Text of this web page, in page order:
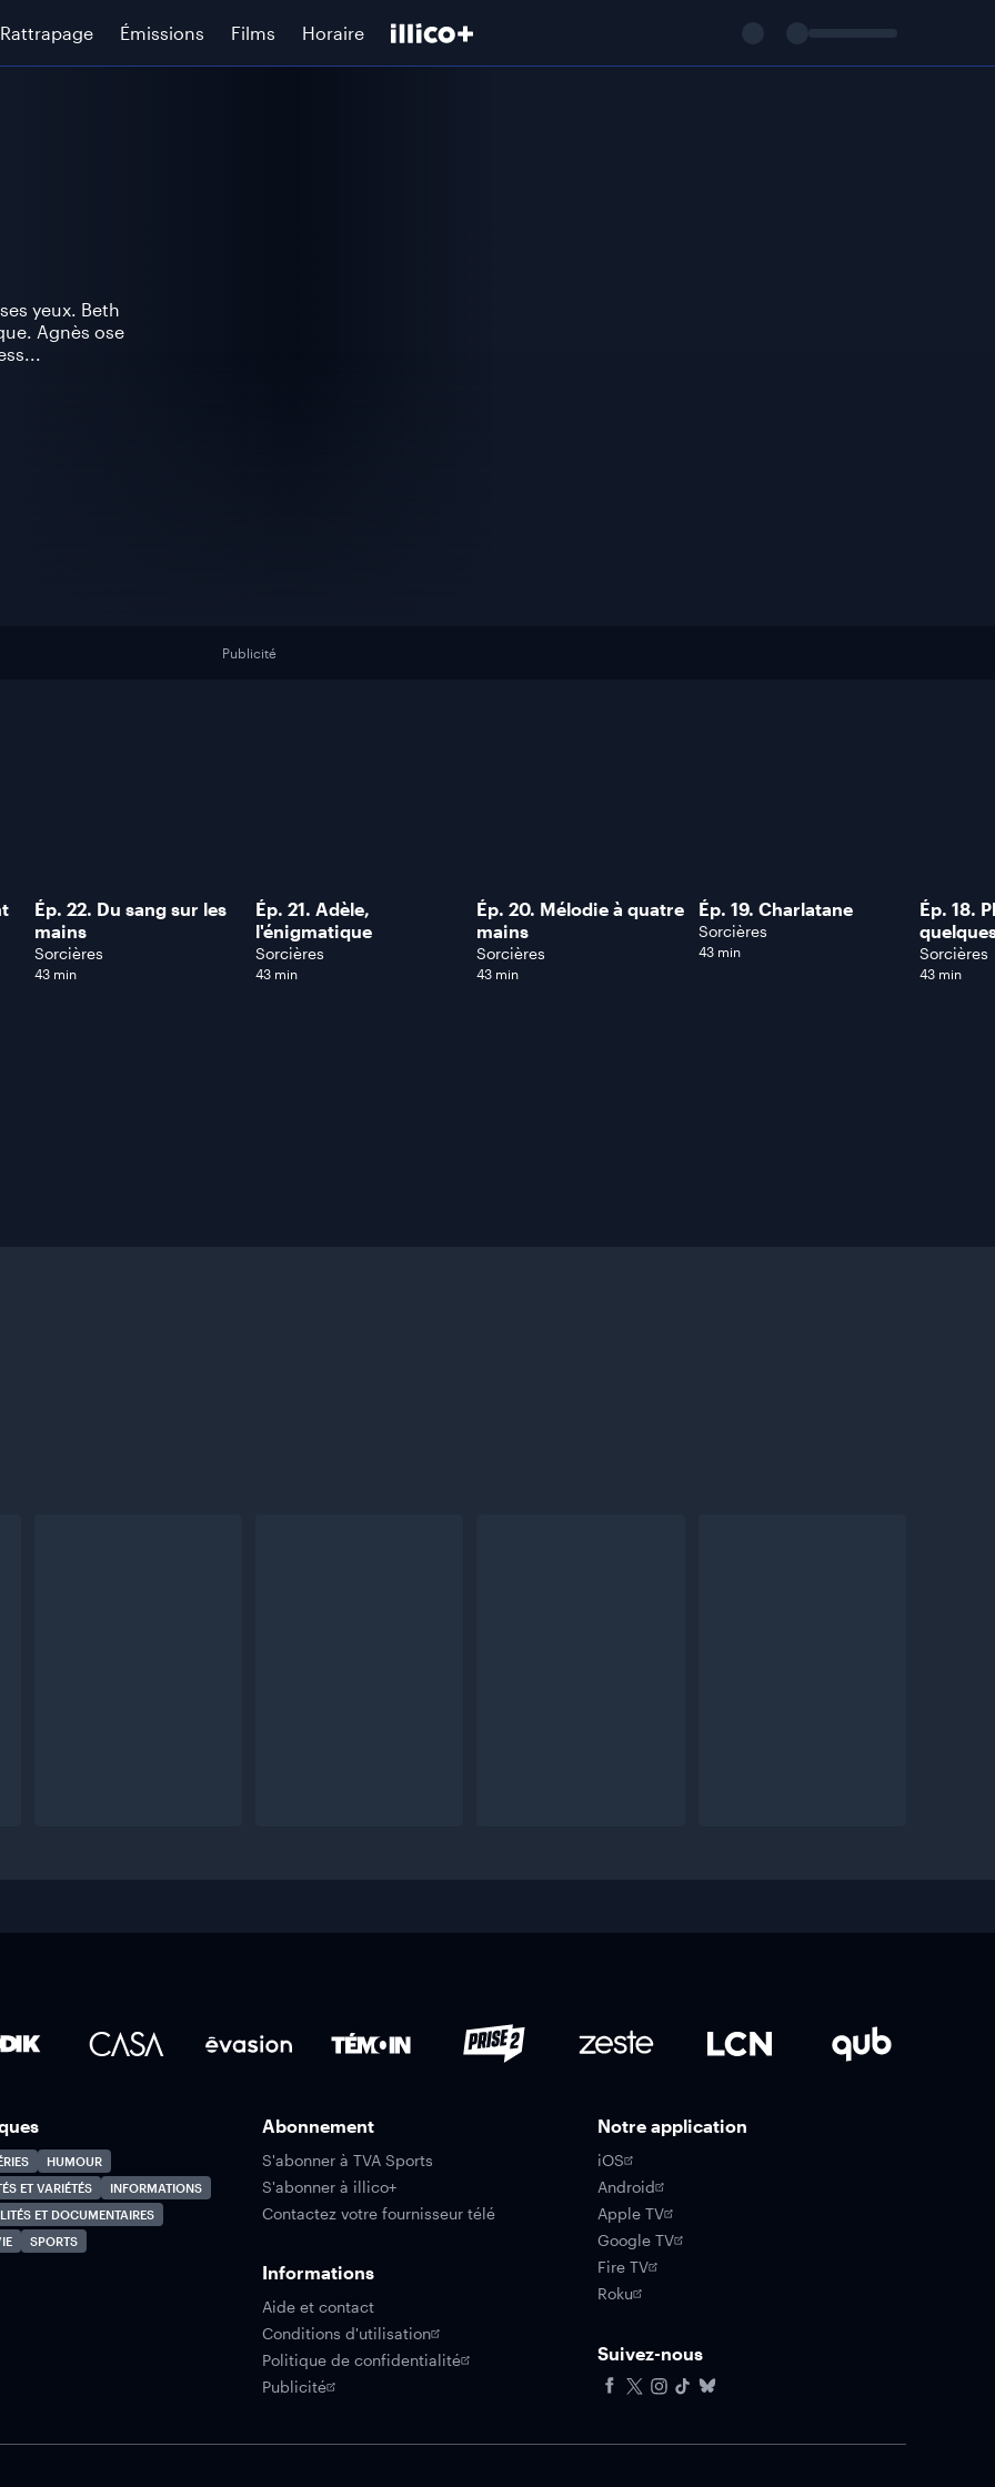
Rattrapage Émissions Films Horaire
yeux. Beth
Agnès ose
Publicité
Ép. 22. Du sang sur les
mains
Sorcières
43 min
Ép. 21. Adèle,
l'énigmatique
Sorcières
43 min
Ép. 20. Mélodie à quatre
mains
Sorcières
43 min
Ép. 19. Charlatane
Sorcières
43 min
Ép. 18.
Sorcières
43 min
HUMOUR
ET VARIÉTÉS
INFORMATIONS
ET DOCUMENTAIRES
SPORTS
Abonnement
S'abonner à TVA Sports
S'abonner à illico+
Contactez votre fournisseur télé
Informations
Aide et contact
Conditions d'utilisation
Politique de confidentialité
Publicité
Notre application
iOS
Android
Apple TV
Google TV
Fire TV
Roku
Suivez-nous